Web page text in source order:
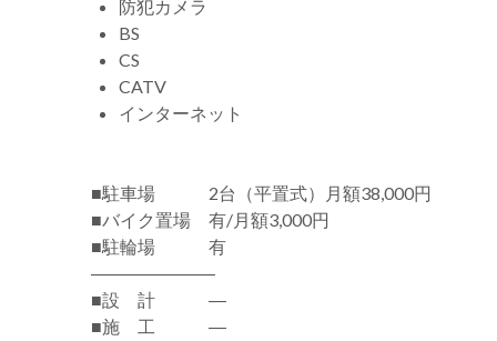
防犯カメラ
BS
CS
CATV
インターネット
■駐車場 2台（平置式）月額38,000円
■バイク置場 有/月額3,000円
■駐輪場 有
―――――――
■設 計 ―
■施 工 ―